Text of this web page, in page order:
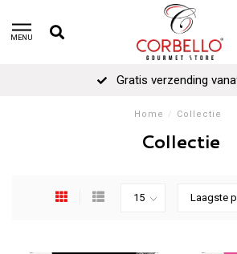
MENU
Gratis verzending
Home / Collectie
Collectie